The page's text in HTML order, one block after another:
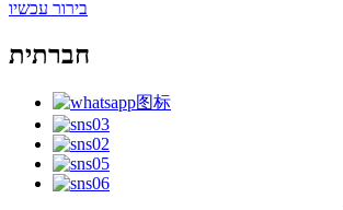
בירור עכשיו
חברתית